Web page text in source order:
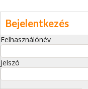
Bejelentkezés
Felhasználónév
Jelszó